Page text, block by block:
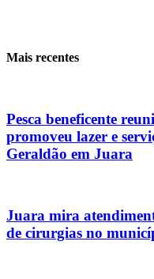
Mais recentes
Pesca beneficente
promoveu lazer e
Geraldão em Juara
Juara mira
de cirurgias no